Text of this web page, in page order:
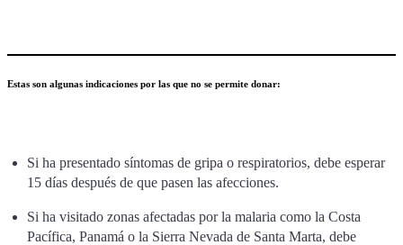
Estas son algunas indicaciones por las que no se permite donar:
Si ha presentado síntomas de gripa o respiratorios, debe esperar
15 días después de que pasen las afecciones.
Si ha visitado zonas afectadas por la malaria como la Costa
Pacífica, Panamá o la Sierra Nevada de Santa Marta, debe